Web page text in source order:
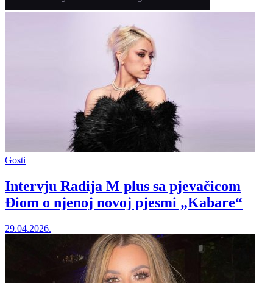
Gosti
Intervju Radija M plus sa pjevačicom
Điom o njenoj novoj pjesmi „Kabare“
29.04.2026.